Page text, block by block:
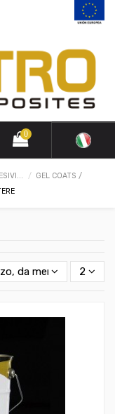
0
GEL COATS /
da meno caro a più
2